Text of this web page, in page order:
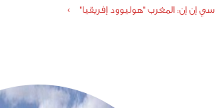
سي إن إن: المغرب "هوليوود إفريقيا" ›